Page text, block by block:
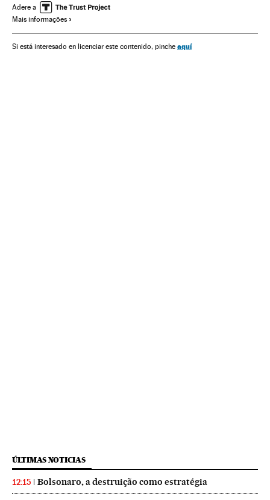
Partidos políticos Ásia Política
Adere a
Mais informações
Si está interesado en licenciar este contenido, pinche aquí
ÚLTIMAS NOTICIAS
12:15 Bolsonaro, a destruição como estratégia